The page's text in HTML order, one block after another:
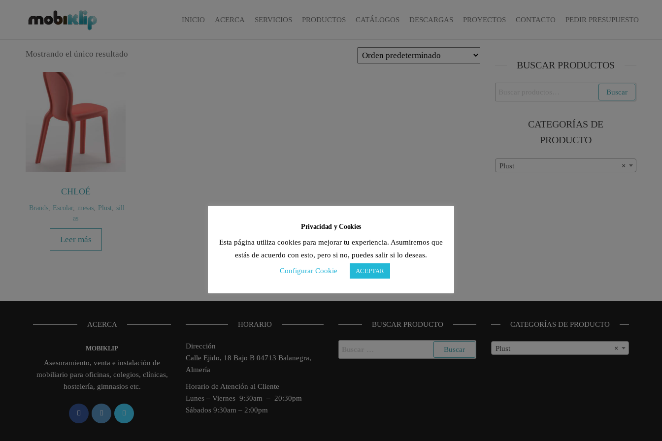
INICIO ACERCA SERVICIOS PRODUCTOS CATÁLOGOS DESCARGAS PROYECTOS CONTACTO PEDIR PRESUPUESTO
Mostrando el único resultado
CHLOÉ
Brands, Escolar, mesas, Plust, sill
as
Leer más
BUSCAR PRODUCTOS
por:
Buscar
CATEGORÍAS DE
PRODUCTO
×
Plust
ACERCA
MOBIKLIP
Asesoramiento, venta e instalación de
mobiliario para oficinas, colegios, clínicas,
hostelería, gimnasios etc.
HORARIO
Dirección
Calle Ejido, 18 Bajo B 04713 Balanegra,
Almería
Horario de Atención al Cliente
Lunes – Viernes 9:30am – 20:30pm
Sábados 9:30am – 2:00pm
BUSCAR PRODUCTO CATEGORÍAS DE PRODUCTO
×
Plust
Privacidad y Cookies
Esta página utiliza cookies para mejorar tu experiencia. Asumiremos que
estás de acuerdo con esto, pero si no, puedes salir si lo deseas.
Configurar Cookie
ACEPTAR